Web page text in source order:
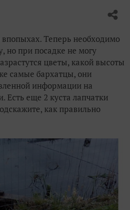
Теперь необходимо
но при посадке не могу
цветы, какой высоты
самые бархатцы, они
информации на
Есть еще 2 куста лапчатки
как правильно